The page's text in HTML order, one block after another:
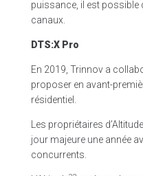
puissance, il est possible
canaux.
DTS:X Pro
En 2019, Trinnov a
proposer en avant-
résidentiel.
Les propriétaires
jour majeure une année
concurrents.